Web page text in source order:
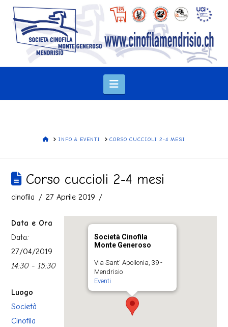
Navigation
HOMEINFO & EVENTI CORSO CUCCIOLI 2-4 MESI
Corso cuccioli 2-4 mesi
cinofila 27 Aprile 2019
Società Cinofila
Monte Generoso
Via Sant' Apollonia, 39 -
Mendrisio
Eventi
Data e Ora
Data:
27/04/2019
14:30 - 15:30
Luogo
Società
Cinofila